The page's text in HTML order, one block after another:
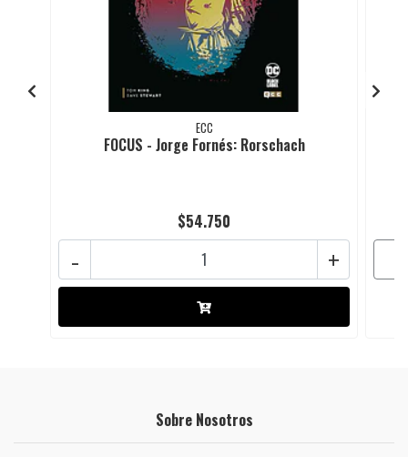
ECC
FOCUS - Jorge Fornés: Rorschach
$54.750
+
-
Sobre Nosotros